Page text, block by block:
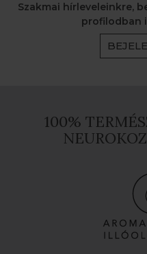
Szakmai hírleveleinkre,
profilodban
100%